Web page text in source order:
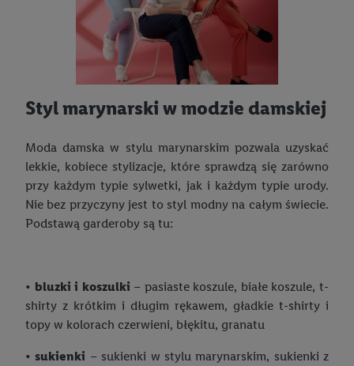
Styl marynarski w modzie damskiej
Moda damska w stylu marynarskim pozwala uzyskać
lekkie, kobiece stylizacje, które sprawdzą się zarówno
przy każdym typie sylwetki, jak i każdym typie urody.
Nie bez przyczyny jest to styl modny na całym świecie.
Podstawą garderoby są tu:
• bluzki i koszulki – pasiaste koszule, białe koszule, t-
shirty z krótkim i długim rękawem, gładkie t-shirty i
topy w kolorach czerwieni, błękitu, granatu
• sukienki – sukienki w stylu marynarskim, sukienki z